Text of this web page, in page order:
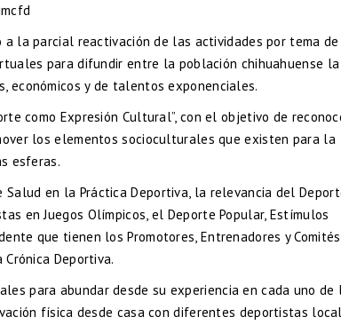
a la parcial reactivación de las actividades por tema de
para difundir entre la población chihuahuense la
económicos y de talentos exponenciales.
como Expresión Cultural”, con el objetivo de
los elementos socioculturales que existen para la
esferas.
en la Práctica Deportiva, la relevancia del
en Juegos Olímpicos, el Deporte Popular, Estímulos
que tienen los Promotores, Entrenadores y
Deportiva.
para abundar desde su experiencia en cada uno de
física desde casa con diferentes deportistas